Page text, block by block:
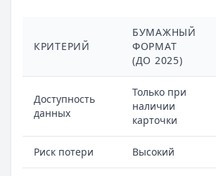
КРИТЕРИЙ
БУМАЖНЫЙ
ФОРМАТ
(ДО 2025)
Доступность
данных
Только при
наличии
карточки
Риск потери Высокий